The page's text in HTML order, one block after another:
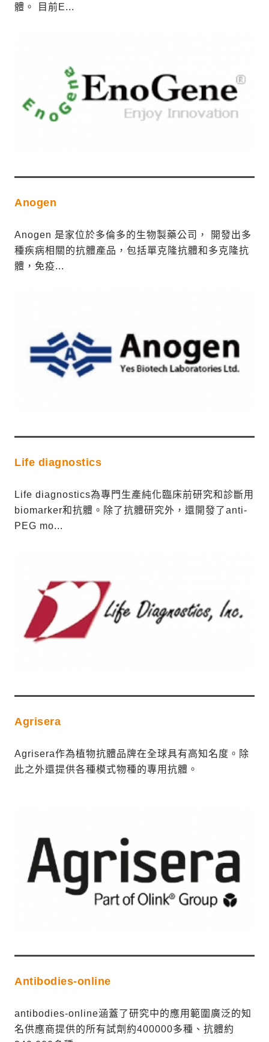
體。 目前E...
Anogen
Anogen 是家位於多倫多的生物製藥公司， 開發出多
種疾病相關的抗體產品，包括單克隆抗體和多克隆抗
體，免疫...
Life diagnostics
Life diagnostics為專門生產純化臨床前研究和診斷用
biomarker和抗體。除了抗體研究外，還開發了anti-
PEG mo...
Agrisera
Agrisera作為植物抗體品牌在全球具有高知名度。除
此之外還提供各種模式物種的專用抗體。
Antibodies-online
antibodies-online涵蓋了研究中的應用範圍廣泛的知
名供應商提供的所有試劑約400000多種、抗體約